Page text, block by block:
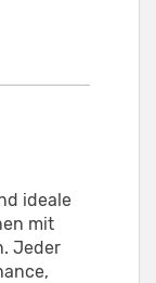
ideale
mit
Jeder